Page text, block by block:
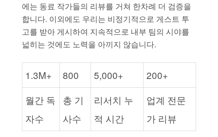
에는 동료 작가들의 리뷰를 거쳐 한차례 더 검증을
합니다. 이외에도 우리는 비정기적으로 게스트 투
고를 받아 게시하여 지속적으로 내부 팀의 시야를
넓히는 것에도 노력을 아끼지 않습니다.
1.3M+ 800 5,000+
200+
월간 독
자수
총 기
사수
리서치 누
적 시간
업계 전문
가 리뷰